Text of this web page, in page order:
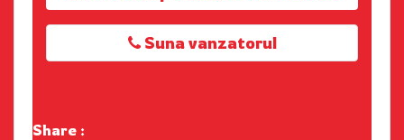
Suna vanzatorul
Share :